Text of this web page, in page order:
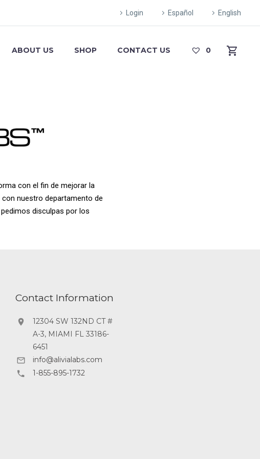
Login Español English
ABOUT US SHOP CONTACT US 0
con el fin de mejorar la
nuestro departamento de
disculpas por los
Contact Information


12304 SW 132ND CT #
A-3, MIAMI FL 33186-
6451


info@alivialabs.com

 1-855-895-1732